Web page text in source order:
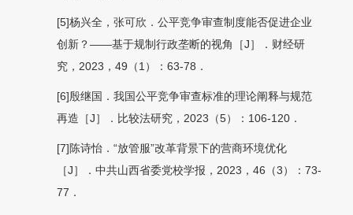
[5]杨兴全，张可欣．公平竞争审查制度能否促进企业
创新？——基于规制行政垄断的视角［J］．财经研
究，2023，49（1）：63-78．
[6]殷继国．我国公平竞争审查标准的理论阐释与规范
再造［J］．比较法研究，2023（5）：106-120．
[7]陈诗怡．“放管服”改革背景下的营商环境优化
［J］．中共山西省委党校学报，2023，46（3）：73-
77．